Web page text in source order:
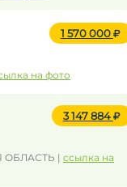
1 570 000
на фото
3 147 884
ОБЛАСТЬ | ссылка на